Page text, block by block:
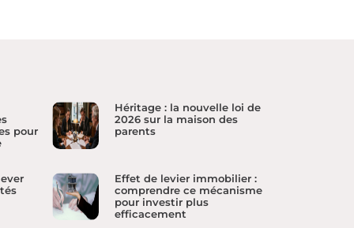
pour
Héritage : la nouvelle loi de
2026 sur la maison des
parents
Effet de levier immobilier :
comprendre ce mécanisme
pour investir plus
efficacement